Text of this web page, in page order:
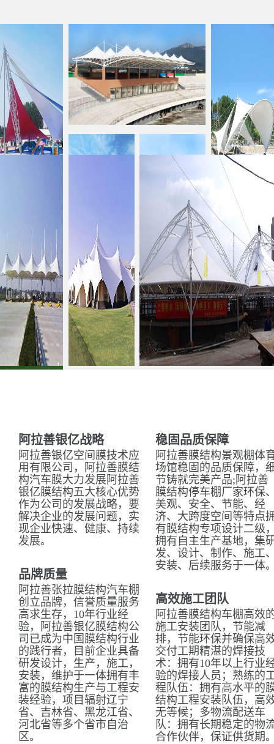
阿拉善银亿战略
阿拉善银亿空间膜技术应
用有限公司，阿拉善膜结
构汽车膜大力发展阿拉善
银亿膜结构五大核心优势
作为公司的发展战略，要
解决企业的发展问题，实
现企业快速、健康、持续
发展。
品牌质量
阿拉善张拉膜结构汽车棚
创立品牌，信誉质量服务
高求生存，10年行业经
验，阿拉善银亿膜结构公
司已成为中国膜结构行业
的践行者，目前企业具备
研发设计，生产，施工，
安装，维护于一体拥有丰
富的膜结构生产与工程安
装经验，项目辐射辽宁
省、吉林省、黑龙江省、
河北省等多个省市自治
区。
稳固品质保障
阿拉善膜结构景观棚体
场馆稳固的品质保障，
节铸就完美产品;阿拉善
膜结构停车棚厂家环保
美观、安全、节能、经
济、大跨度空间等特点
有膜结构专项设计二级
拥有自主生产基地，集
发、设计、制作、施工
安装、后续服务于一体
高效施工团队
阿拉善膜结构车棚高效
施工安装团队，节能减
排，节能环保并确保高
交付工期精湛的焊接技
术：拥有10年以上行业
验的焊接人员；熟练的
程队伍：拥有高水平的
结构工程安装队伍，高
无等候；多物流配送车
队：拥有长期稳定的物
合作伙伴，保证供货期